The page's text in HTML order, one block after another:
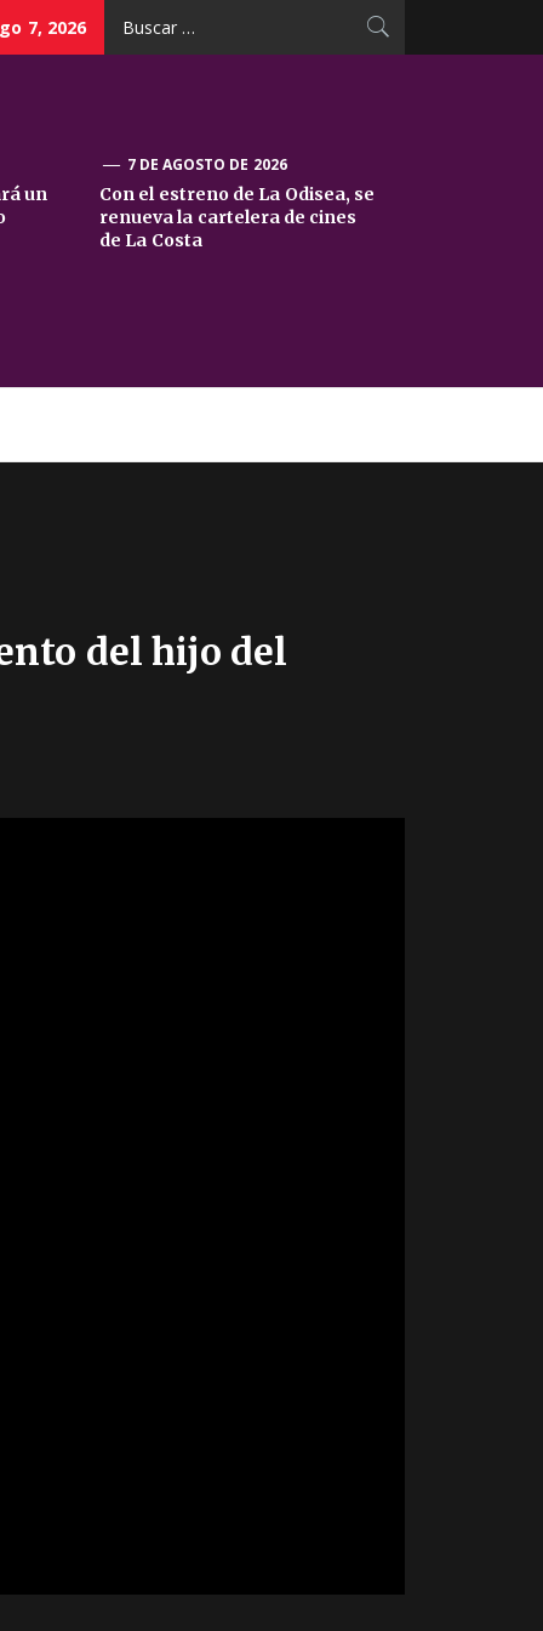
7, 2026
un
7 DE AGOSTO DE 2026
Con el estreno de La Odisea, se
renueva la cartelera de cines
de La Costa
del hijo del